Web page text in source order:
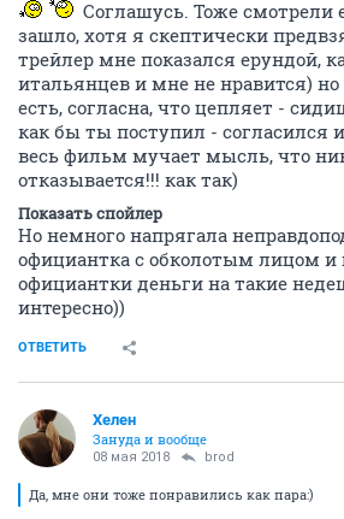
Соглашусь. Тоже смотрели
зашло, хотя я скептически
трейлер мне показался ерундой,
итальянцев и мне не нравится) но
есть, согласна, что цепляет -
как бы ты поступил - согласился
весь фильм мучает мысль, что
отказывается!!! как так)
Показать спойлер
Но немного напрягала
официантка с обколотым лицом и
официантки деньги на такие
интересно))
ОТВЕТИТЬ
Хелен
Зануда и вообще
08 мая 2018 brod
Да, мне они тоже понравились как пара:)